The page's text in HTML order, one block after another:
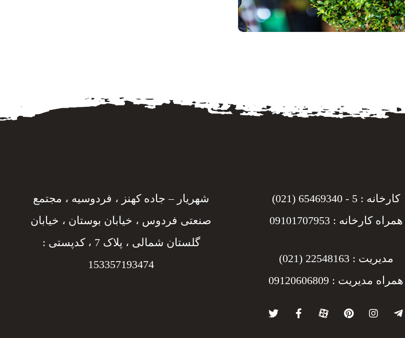
خرداد ۲۰, ۱۳۹۶
کارخانه : 5 - 65469340 (021)
همراه کارخانه : 09101707953
مدیریت : 22548163 (021)
همراه مدیریت : 09120606809
شهریار – جاده کهنز ، فردوسیه ، مجتمع
صنعتی فردوس ، خیابان بوستان ، خیابان
گلستان شمالی ، پلاک 7 ، کدپستی :
153357193474